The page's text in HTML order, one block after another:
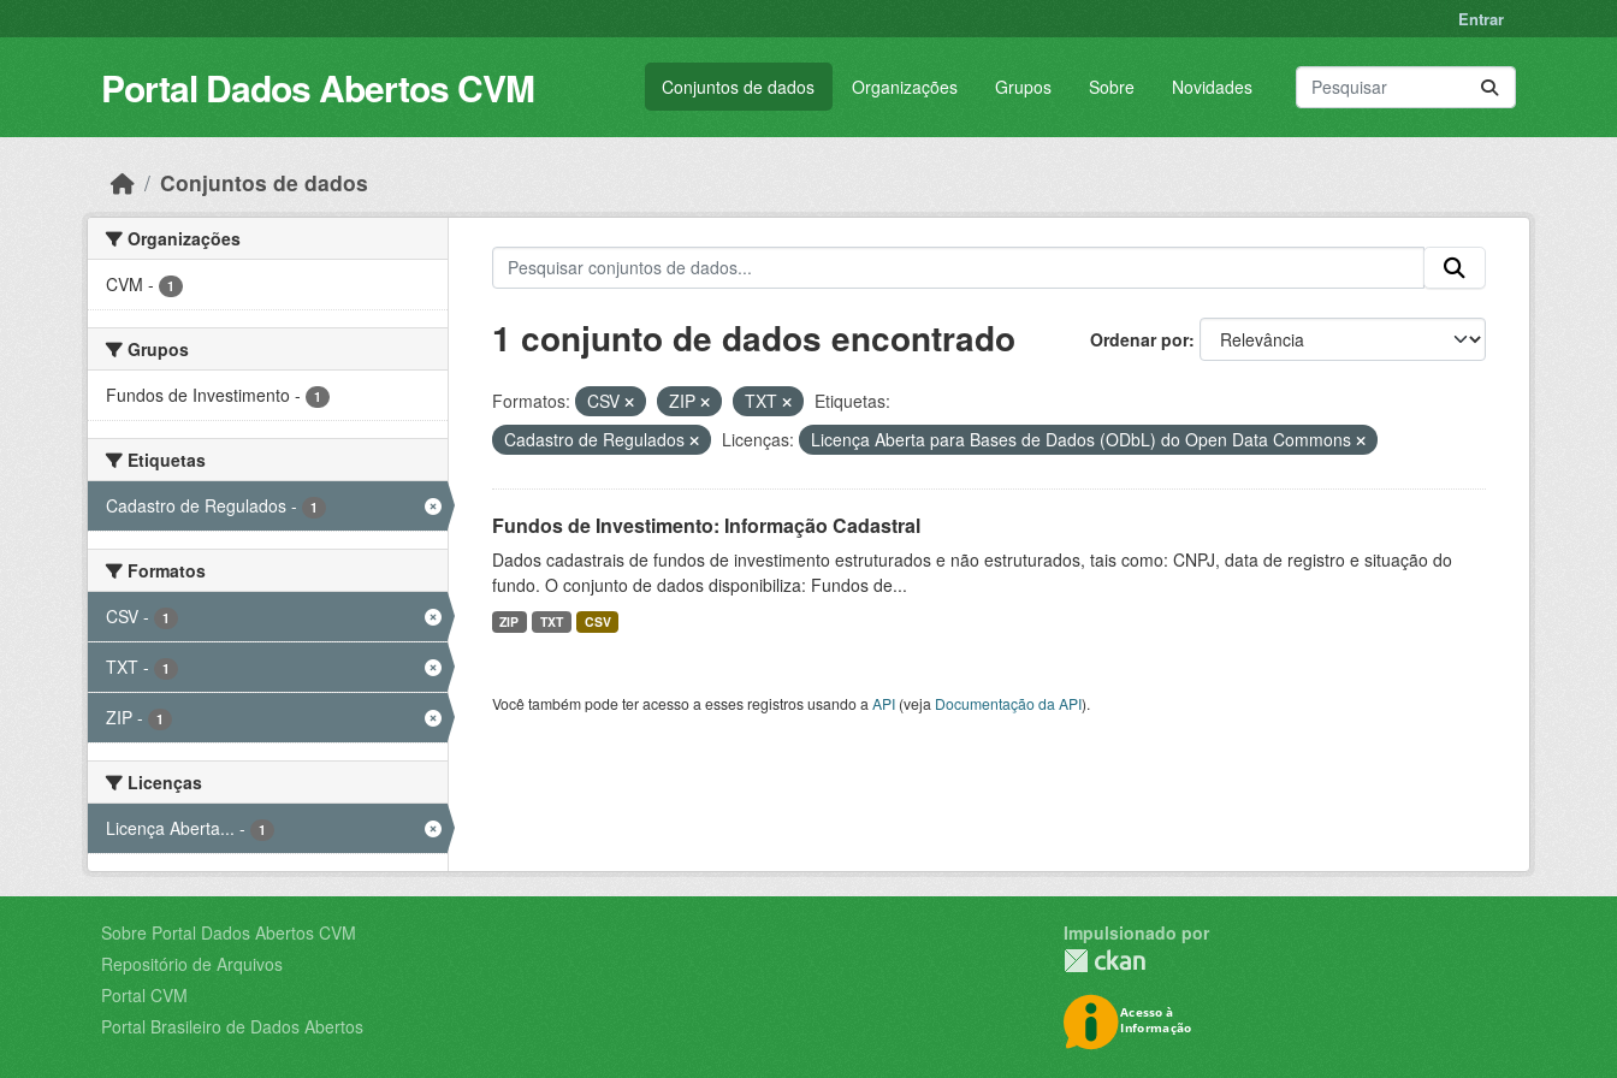
Entrar
Portal Dados Abertos CVM Conjuntos de dados Organizações Grupos Sobre Novidades
Conjuntos de dados
Organizações
CVM - 1
Grupos
Fundos de Investimento - 1
Etiquetas
Cadastro de Regulados - 1
Formatos
CSV - 1
TXT - 1
ZIP - 1
Licenças
Licença Aberta... - 1
Ordenar por
1 conjunto de dados encontrado
Formatos: CSV ZIP TXT
Etiquetas:
Cadastro de Regulados
Licenças: Licença Aberta para Bases de Dados (ODbL) do Open Data Commons
Fundos de Investimento: Informação Cadastral
Dados cadastrais de fundos de investimento estruturados e não estruturados, tais como: CNPJ, data de registro e situação do
fundo. O conjunto de dados disponibiliza: Fundos de...
ZIP TXT CSV
Você também pode ter acesso a esses registros usando a API(veja Documentação da API).
Sobre Portal Dados Abertos CVM
Repositório de Arquivos
Portal CVM
Portal Brasileiro de Dados Abertos
Impulsionado por